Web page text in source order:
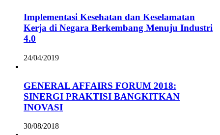
Implementasi Kesehatan dan Keselamatan
Kerja di Negara Berkembang Menuju Industri
4.0
24/04/2019
GENERAL AFFAIRS FORUM 2018:
SINERGI PRAKTISI BANGKITKAN
INOVASI
30/08/2018